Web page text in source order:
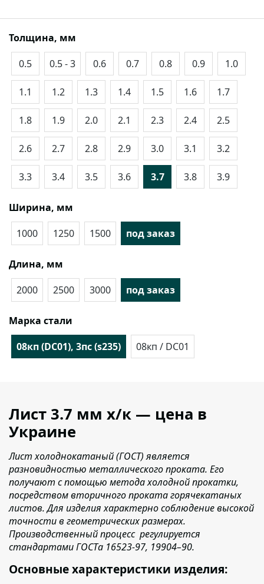
Толщина, мм
0.5
0.5 - 3 0.6 0.7 0.8 0.9 1.0
1.1 1.2 1.3 1.4 1.5 1.6 1.7
1.8 1.9 2.0 2.1 2.3 2.4 2.5
2.6 2.7 2.8 2.9 3.0 3.1 3.2
3.3 3.4 3.5 3.6 3.7 3.8 3.9
Ширина, мм
1000
1250 1500 под заказ
Длина, мм
2000
2500 3000 под заказ
Марка стали
08кп (DC01), 3пс (s235)
08кп / DC01
Лист 3.7 мм x/к — цена в
Украине
Лист холоднокатаный (ГОСТ) является
разновидностью металлического проката. Его
получают с помощью метода холодной прокатки,
посредством вторичного проката горячекатаных
листов. Для изделия характерно соблюдение высокой
точности в геометрических размерах.
Производственный процесс регулируется
стандартами ГОСТа 16523-97, 19904–90.
Основные характеристики изделия: